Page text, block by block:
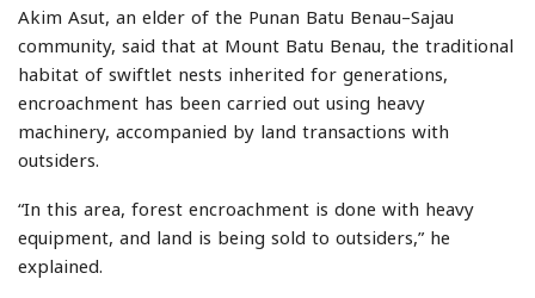
Akim Asut, an elder of the Punan Batu Benau–Sajau
community, said that at Mount Batu Benau, the traditional
habitat of swiftlet nests inherited for generations,
encroachment has been carried out using heavy
machinery, accompanied by land transactions with
outsiders.
“In this area, forest encroachment is done with heavy
equipment, and land is being sold to outsiders,” he
explained.